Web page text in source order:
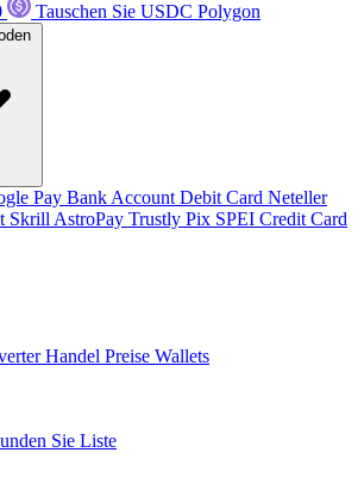
Tauschen Sie USDC Polygon
Pay Bank Account Debit Card Neteller
Skrill AstroPay Trustly Pix SPEI Credit Card
Handel Preise Wallets
Sie Liste